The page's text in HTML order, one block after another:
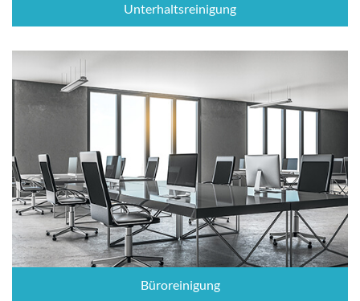
Unterhaltsreinigung
Büroreinigung